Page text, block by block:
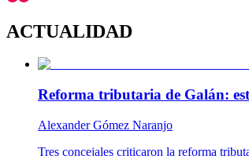
ACTUALIDAD
Reforma tributaria de Galán:
Alexander Gómez Naranjo
Tres concejales criticaron la reforma